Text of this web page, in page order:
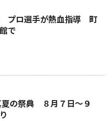
プロ選手が熱血指導 町
で
夏の祭典 ８月７日〜９